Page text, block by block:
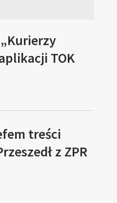
TOK
treści
z ZPR